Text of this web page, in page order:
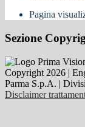
Pagina
Sezione
Copyright 2026 |
Parma S.p.A. |
Disclaimer